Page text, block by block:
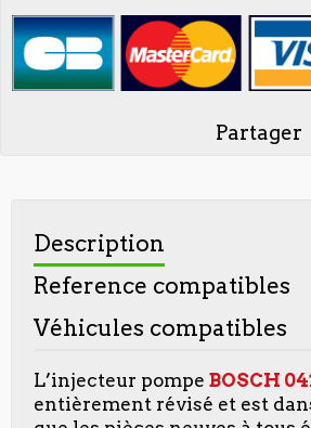
Partager
Description
Reference compatibles
Véhicules compatibles
L’injecteur pompe BOSCH
entièrement révisé et est